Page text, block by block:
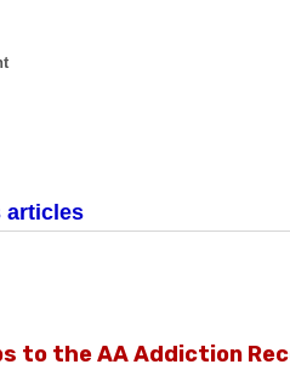
articles
to the AA Addiction